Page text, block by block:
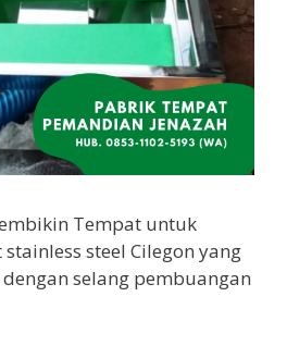
Tempat untuk
steel Cilegon yang
selang pembuangan